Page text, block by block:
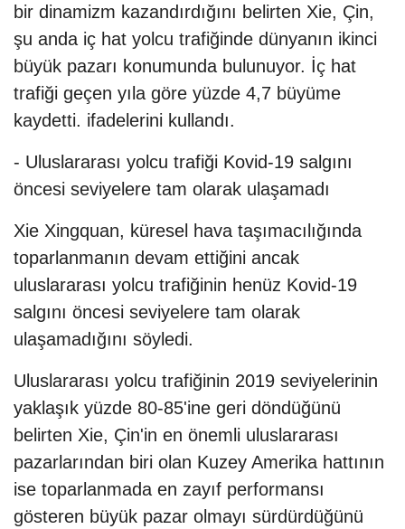
bir dinamizm kazandırdığını belirten Xie, Çin,
şu anda iç hat yolcu trafiğinde dünyanın ikinci
büyük pazarı konumunda bulunuyor. İç hat
trafiği geçen yıla göre yüzde 4,7 büyüme
kaydetti. ifadelerini kullandı.
- Uluslararası yolcu trafiği Kovid-19 salgını
öncesi seviyelere tam olarak ulaşamadı
Xie Xingquan, küresel hava taşımacılığında
toparlanmanın devam ettiğini ancak
uluslararası yolcu trafiğinin henüz Kovid-19
salgını öncesi seviyelere tam olarak
ulaşamadığını söyledi.
Uluslararası yolcu trafiğinin 2019 seviyelerinin
yaklaşık yüzde 80-85'ine geri döndüğünü
belirten Xie, Çin'in en önemli uluslararası
pazarlarından biri olan Kuzey Amerika hattının
ise toparlanmada en zayıf performansı
gösteren büyük pazar olmayı sürdürdüğünü